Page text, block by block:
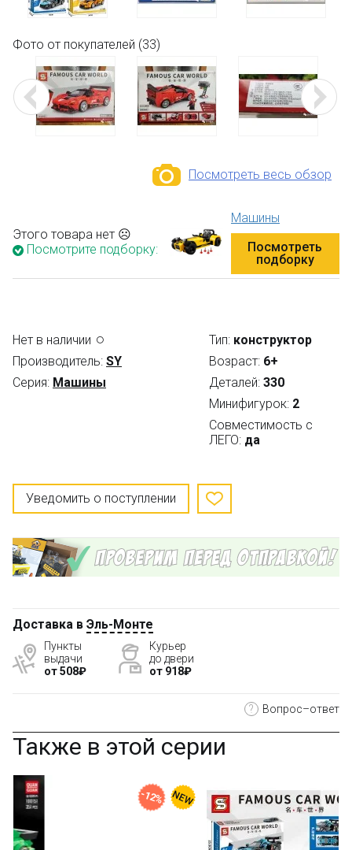
Фото от покупателей (33)
Посмотреть весь обзор
Этого товара нет ☹
Посмотрите подборку:
Машины
Посмотреть
подборку
Нет в наличии
Производитель: SY
Серия: Машины
Тип: конструктор
Возраст: 6+
Деталей: 330
Минифигурок: 2
Совместимость с
ЛЕГО: да
Уведомить о поступлении
Доставка в Эль-Монте
Пункты
выдачи
от 508₽
Курьер
до двери
от 918₽
? Вопрос–ответ
Также в этой серии
-12%